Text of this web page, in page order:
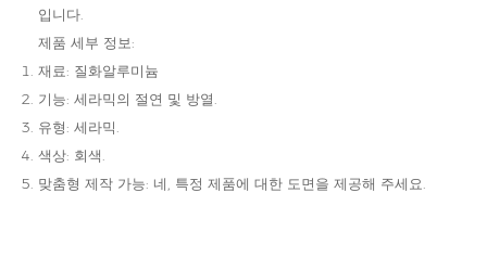
입니다.
제품 세부 정보:
재료: 질화알루미늄
기능: 세라믹의 절연 및 방열.
유형: 세라믹.
색상: 회색.
맞춤형 제작 가능: 네, 특정 제품에 대한 도면을 제공해 주세요.